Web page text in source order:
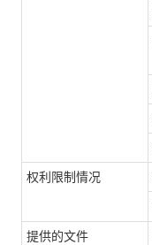
权利限制情况
提供的文件